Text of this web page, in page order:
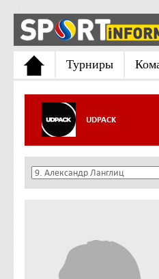
Турниры
UDPACK